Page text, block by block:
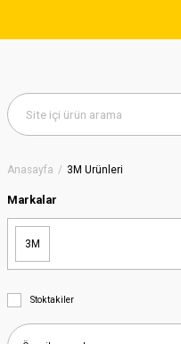
Anasayfa 3M Ürünleri
Markalar
3M
Stoktakiler